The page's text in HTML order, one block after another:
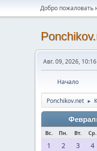
Добро пожаловать
Авг. 09, 2026, 10:16
Начало
Ponchikov.net ►
Вс. Пн. Вт. Ср.
1 2 3 4